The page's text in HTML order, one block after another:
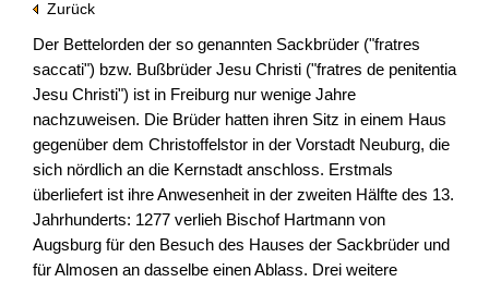
Zurück
Der Bettelorden der so genannten Sackbrüder ("fratres
saccati") bzw. Bußbrüder Jesu Christi ("fratres de penitentia
Jesu Christi") ist in Freiburg nur wenige Jahre
nachzuweisen. Die Brüder hatten ihren Sitz in einem Haus
gegenüber dem Christoffelstor in der Vorstadt Neuburg, die
sich nördlich an die Kernstadt anschloss. Erstmals
überliefert ist ihre Anwesenheit in der zweiten Hälfte des 13.
Jahrhunderts: 1277 verlieh Bischof Hartmann von
Augsburg für den Besuch des Hauses der Sackbrüder und
für Almosen an dasselbe einen Ablass. Drei weitere